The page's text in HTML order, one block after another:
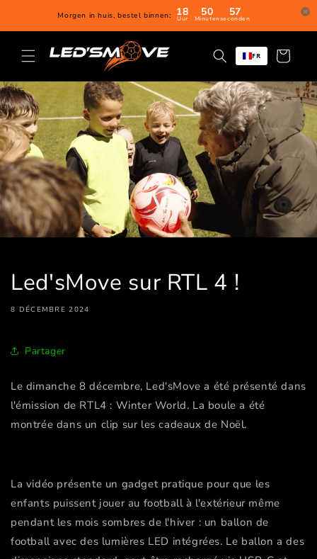
Morgen in huis, bestel binnen: 18
Uur
50
Minuten
56
seconden
Directement
au contenu
FR
Panier
d'achat
Led'sMove sur RTL 4 !
8 DÉCEMBRE 2024
Partager
Le dimanche 8 décembre, Led'sMove a été présenté dans
l'émission de RTL4 : Winter World. La boule a été
montrée dans un clip sur les cadeaux de Noël.
La vidéo présente un gadget pratique pour que les
enfants puissent jouer au football à l'extérieur même
pendant les mois sombres de l'hiver : un ballon de
football avec des lumières LED intégrées. Le ballon a des